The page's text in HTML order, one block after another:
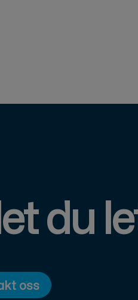
du
oss